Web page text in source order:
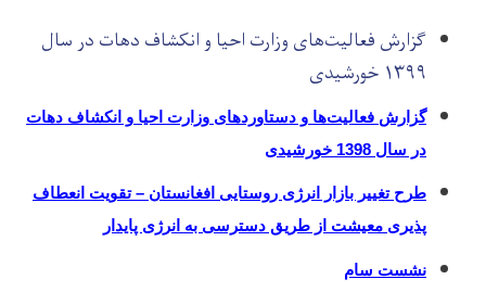
گزارش فعالیت‌های وزارت احیا و انکشاف دهات در سال
۱۳۹۹ خورشیدی
گزارش فعالیت‌ها و دستاوردهای وزارت احیا و انکشاف دهات
در سال 1398 خورشیدی
طرح تغییر بازار انرژی روستایی افغانستان – تقویت انعطاف
پذیری معیشت از طریق دسترسی به انرژی پایدار
نشست سام